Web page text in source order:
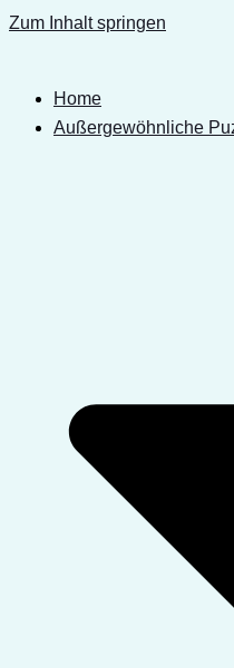
Zum Inhalt springen
Home
Außergewöhnliche